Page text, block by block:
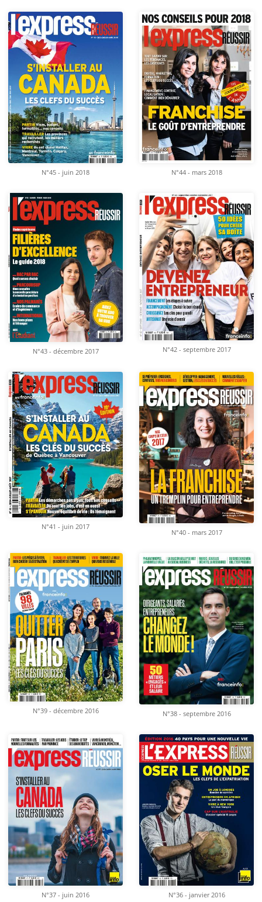
N°45 - juin 2018 N°44 - mars 2018
N°43 - décembre 2017 N°42 - septembre 2017
N°41 - juin 2017
N°40 - mars 2017
N°39 - décembre 2016 N°38 - septembre 2016
N°37 - juin 2016 N°36 - janvier 2016